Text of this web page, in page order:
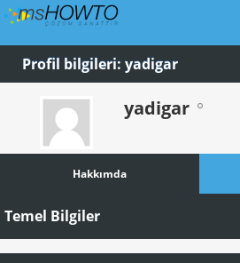
Profil bilgileri: yadigar
yadigar
Hakkımda
Temel Bilgiler